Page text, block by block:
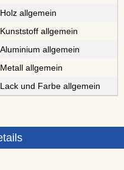
Holz allgemein
Kunststoff allgemein
Aluminium allgemein
Metall allgemein
Lack und Farbe allgemein